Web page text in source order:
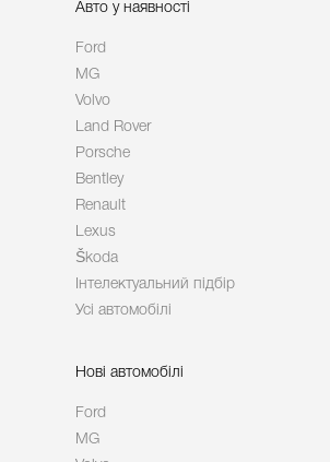
Авто у наявності
Ford
MG
Volvo
Land Rover
Porsche
Bentley
Renault
Lexus
Škoda
Інтелектуальний підбір
Усі автомобілі
Нові автомобілі
Ford
MG